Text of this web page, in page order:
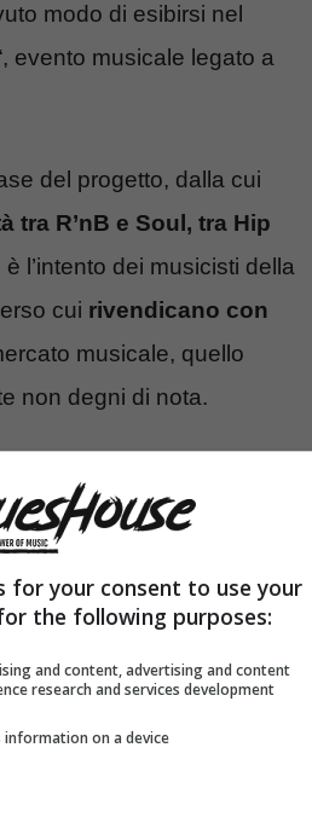
modo di esibirsi nel
evento musicale legato a
del progetto, dalla cui
tra R’nB e Soul, tra Hip
l’intento dei musicisti della
cui rivendicano con
musicale, quello
non degni di nota.
terza sezione del brano
una piccola suite
armoniche non scontate
dai fraseggi
for your consent to use your
the following purposes:
and content, advertising and content
research and services development
information on a device